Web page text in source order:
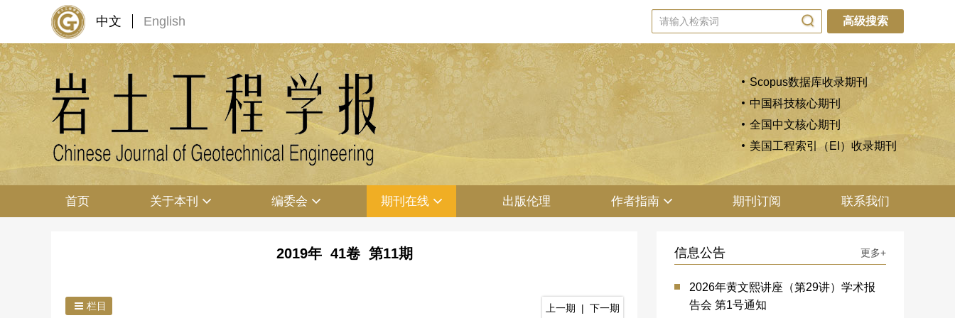
中文 English 高级搜索
Scopus数据库收录期刊
中国科技核心期刊
全国中文核心期刊
美国工程索引（EI）收录期刊
首页 关于本刊 编委会 期刊在线 出版伦理 作者指南 期刊订阅 联系我们
2019年 41卷 第11期
栏目 上一期 | 下一期
信息公告 更多+
2026年黄文熙讲座（第29讲）学术报
告会 第1号通知